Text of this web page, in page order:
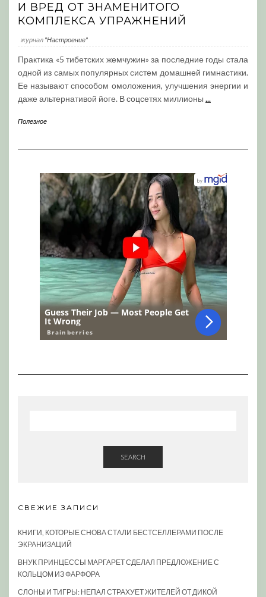
И ВРЕД ОТ ЗНАМЕНИТОГО
КОМПЛЕКСА УПРАЖНЕНИЙ
журнал "Настроение"
Практика «5 тибетских жемчужин» за последние годы стала
одной из самых популярных систем домашней гимнастики.
Ее называют способом омоложения, улучшения энергии и
даже альтернативой йоге. В соцсетях миллионы ...
Полезное
SEARCH
СВЕЖИЕ ЗАПИСИ
КНИГИ, КОТОРЫЕ СНОВА СТАЛИ БЕСТСЕЛЛЕРАМИ ПОСЛЕ
ЭКРАНИЗАЦИЙ
ВНУК ПРИНЦЕССЫ МАРГАРЕТ СДЕЛАЛ ПРЕДЛОЖЕНИЕ С
КОЛЬЦОМ ИЗ ФАРФОРА
СЛОНЫ И ТИГРЫ: НЕПАЛ СТРАХУЕТ ЖИТЕЛЕЙ ОТ ДИКОЙ